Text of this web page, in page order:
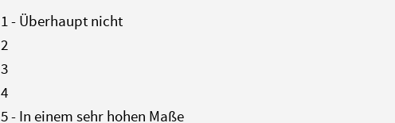
1 - Überhaupt nicht
2
3
4
5 - In einem sehr hohen Maße